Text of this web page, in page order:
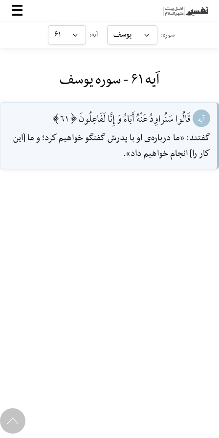
صفحه‌اصلی
ارتباط با ما
سوره: یوسف آیه: ۶۱
آیه ۶۱ - سوره یوسف
آیه قَالُوا سَنُراوِدُ عَنْهُ أَبَاهُ وَ إِنَّا لَفَاعِلُونَ [61]
گفتند: «ما درباره‌ی او با پدرش گفتگو خواهيم كرد؛ و ما [اين
كار را] انجام خواهيم داد».